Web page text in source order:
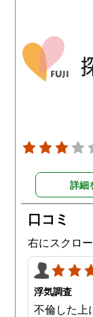
詳細
口コミ
右にスクロ
浮気調査
不倫した上